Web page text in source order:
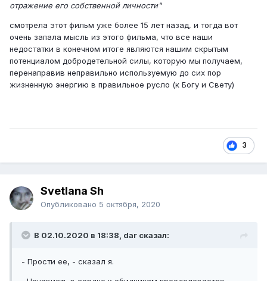
собственные нечистоты, привнести свет сознательности
ключевыми в закреплении определенных качеств
характера. Привнести Свет сознания, простить
собственную незрелость и сделать новый выбор в
сторону добра прощения и любви.
отражение его собственной личности"
смотрела этот фильм уже более 15 лет назад, и тогда вот
очень запала мысль из этого фильма, что все наши
недостатки в конечном итоге являются нашим скрытым
потенциалом добродетельной силы, которую мы получаем,
перенаправив неправильно используемую до сих пор
жизненную энергию в правильное русло (к Богу и Свету)
3
Svetlana Sh
Опубликовано 5 октября, 2020
В 02.10.2020 в 18:38, dar сказал:
- Прости ее, - сказал я.